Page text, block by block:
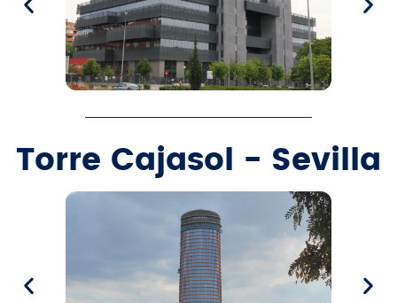
Torre Cajasol - Sevilla​